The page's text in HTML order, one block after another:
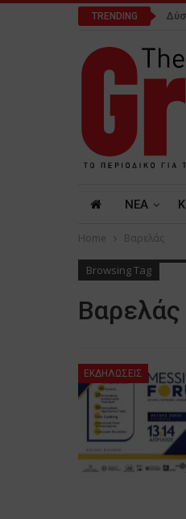
TRENDING
NEA
Home Βαρελάς
Browsing Tag
Βαρελάς
ΕΚΔΗΛΩΣΕΙΣ